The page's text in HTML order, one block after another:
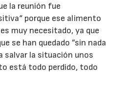
la reunión fue
porque ese alimento
muy necesitado, ya que
se han quedado ”sin nada
salvar la situación unos
está todo perdido, todo